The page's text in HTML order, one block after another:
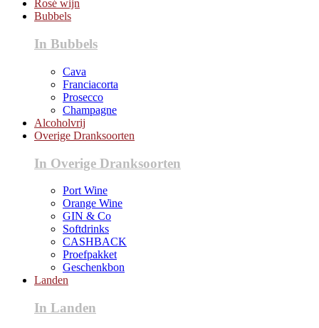
Rosé wijn
Bubbels
In Bubbels
Cava
Franciacorta
Prosecco
Champagne
Alcoholvrij
Overige Dranksoorten
In Overige Dranksoorten
Port Wine
Orange Wine
GIN & Co
Softdrinks
CASHBACK
Proefpakket
Geschenkbon
Landen
In Landen